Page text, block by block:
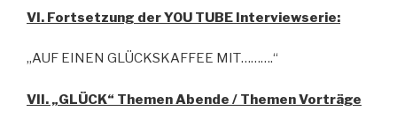
VI. Fortsetzung der YOU TUBE Interviewserie:
„AUF EINEN GLÜCKSKAFFEE MIT……….“
VII. „GLÜCK“ Themen Abende / Themen Vorträge